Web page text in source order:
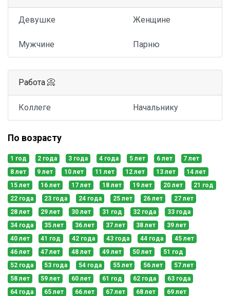
Девушке Женщине
Мужчине Парню
Работа 📀
Коллеге Начальнику
По возрасту
1 год 2 года 3 года 4 года 5 лет 6 лет
7 лет
8 лет
9 лет 10 лет 11 лет 12 лет 13 лет
14 лет
15 лет
16 лет 17 лет 18 лет 19 лет 20 лет
21 год
22 года
23 года 24 года 25 лет 26 лет
27 лет
28 лет
29 лет 30 лет 31 год 32 года
33 года
34 года
35 лет 36 лет 37 лет 38 лет
39 лет
40 лет
41 год 42 года 43 года 44 года
45 лет
46 лет
47 лет 48 лет 49 лет 50 лет
51 год
52 года
53 года 54 года 55 лет 56 лет
57 лет
58 лет
59 лет 60 лет 61 год 62 года
63 года
64 года
65 лет 66 лет 67 лет 68 лет
69 лет